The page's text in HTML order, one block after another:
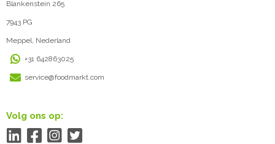
Blankenstein 265
7943 PG
Meppel, Nederland
+31 642863025
service@foodmarkt.com
Volg ons op: